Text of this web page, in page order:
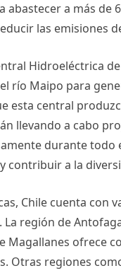
a más de
las emisiones
Hidroeléctrica
río Maipo para
esta central
llevando a cabo
durante
contribuir a la
Chile cuenta con
región de
Magallanes ofrece
Otras regiones